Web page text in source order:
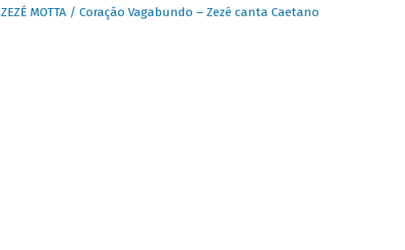
ZEZÉ MOTTA / Coração Vagabundo – Zezé canta Caetano